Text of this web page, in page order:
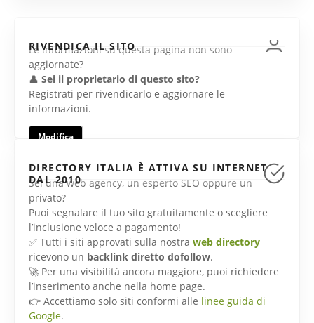
RIVENDICA IL SITO
Le informazioni su questa pagina non sono
aggiornate?
👤 Sei il proprietario di questo sito?
Registrati per rivendicarlo e aggiornare le
informazioni.
Modifica
DIRECTORY ITALIA È ATTIVA SU INTERNET
DAL 2010
Sei una web agency, un esperto SEO oppure un
privato?
Puoi segnalare il tuo sito gratuitamente o scegliere
l’inclusione veloce a pagamento!
✅ Tutti i siti approvati sulla nostra web directory
ricevono un backlink diretto dofollow.
🚀 Per una visibilità ancora maggiore, puoi richiedere
l’inserimento anche nella home page.
👉 Accettiamo solo siti conformi alle linee guida di
Google.